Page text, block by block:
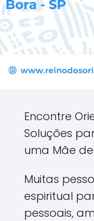
Encontre
Soluções
uma Mãe
Muitas
espiritual
pessoais,